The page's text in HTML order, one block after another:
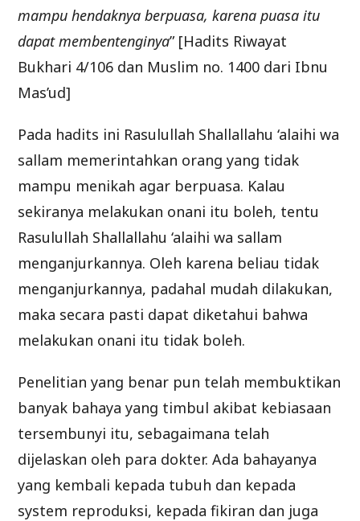
mampu hendaknya berpuasa, karena puasa itu
dapat membentenginya” [Hadits Riwayat
Bukhari 4/106 dan Muslim no. 1400 dari Ibnu
Mas’ud]
Pada hadits ini Rasulullah Shallallahu ‘alaihi wa
sallam memerintahkan orang yang tidak
mampu menikah agar berpuasa. Kalau
sekiranya melakukan onani itu boleh, tentu
Rasulullah Shallallahu ‘alaihi wa sallam
menganjurkannya. Oleh karena beliau tidak
menganjurkannya, padahal mudah dilakukan,
maka secara pasti dapat diketahui bahwa
melakukan onani itu tidak boleh.
Penelitian yang benar pun telah membuktikan
banyak bahaya yang timbul akibat kebiasaan
tersembunyi itu, sebagaimana telah
dijelaskan oleh para dokter. Ada bahayanya
yang kembali kepada tubuh dan kepada
system reproduksi, kepada fikiran dan juga